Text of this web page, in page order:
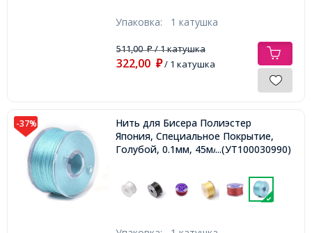
Упаковка: 1 катушка
511,00₽/ 1 катушка
322,00 ₽/ 1 катушка
-37%
Нить для Бисера Полиэстер
Япония, Специальное Покрытие,
Голубой, 0.1мм, 45м/катушка,
...(УТ100030990)